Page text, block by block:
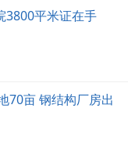
3800平米证在手
70亩 钢结构厂房出